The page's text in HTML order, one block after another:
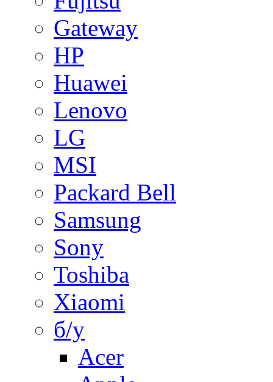
Gateway
HP
Huawei
Lenovo
LG
MSI
Packard Bell
Samsung
Sony
Toshiba
Xiaomi
б/у
Acer